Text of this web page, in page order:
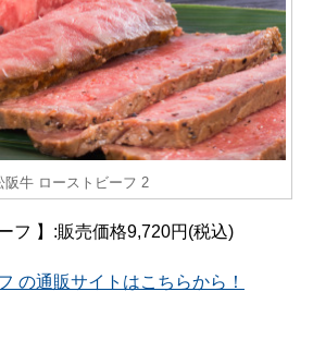
阪牛 ローストビーフ 2
フ 】:販売価格9,720円(税込)
の通販サイトはこちらから！